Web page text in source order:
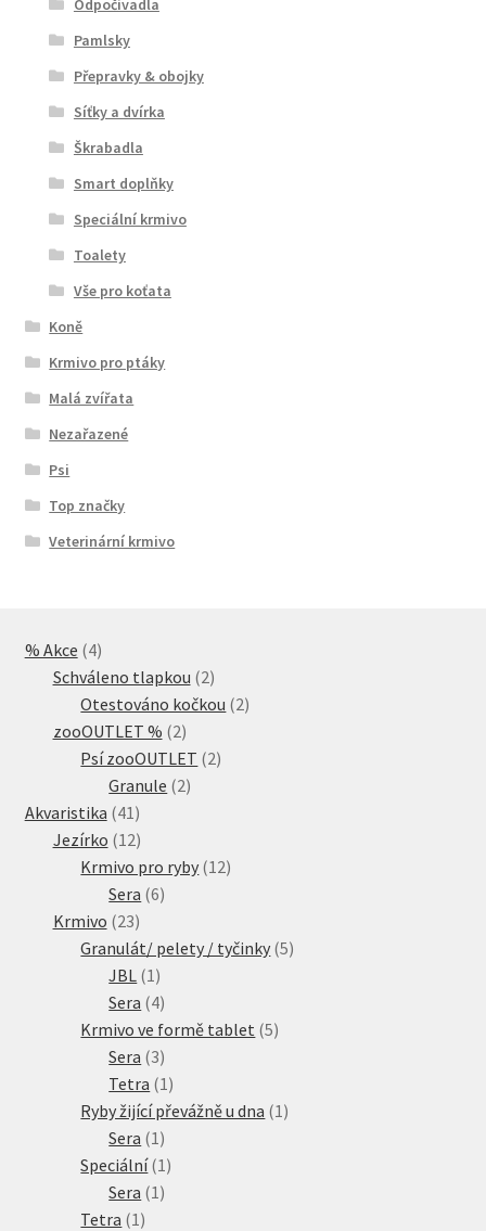
Odpočívadla
Pamlsky
Přepravky & obojky
Síťky a dvírka
Škrabadla
Smart doplňky
Speciální krmivo
Toalety
Vše pro koťata
Koně
Krmivo pro ptáky
Malá zvířata
Nezařazené
Psi
Top značky
Veterinární krmivo
% Akce 44
produkty
Schváleno tlapkou 22
produkty
Otestováno kočkou 22
zooOUTLET % 22
produkty
Psí zooOUTLET 22
Granule 22
Akvaristika 41 41
produktů
Jezírko 1212
produktů
Krmivo pro ryby 1212
Sera 66
Krmivo 2323
produktů
Granulát/ pelety / tyčinky 55
JBL 1 1
produkt
Sera 44
produkty
Krmivo ve formě tablet 55
Sera 33
produkty
Tetra 1 1
produkt
Ryby žijící převážně u dna 1 1
Sera 1 1
produkt
Speciální 1 1
Sera 1 1
Tetra 1 1